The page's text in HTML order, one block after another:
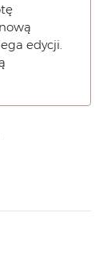
edycji.